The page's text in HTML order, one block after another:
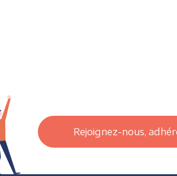
Rejoignez-nous,